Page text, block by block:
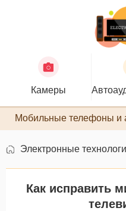
Камеры
Мобильные телефоны и
Электронные
Как исправить